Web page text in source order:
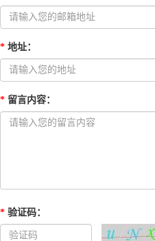
* 地址：
* 留言内容：
* 验证码：